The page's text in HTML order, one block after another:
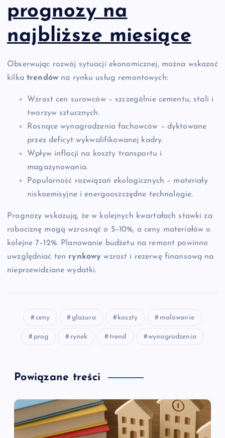
prognozy na
najbliższe miesiące
Obserwując rozwój sytuacji ekonomicznej, można wskazać
kilka trendówna rynku usług remontowych:
Wzrost cen surowców – szczególnie cementu, stali i
tworzyw sztucznych.
Rosnące wynagrodzenia fachowców – dyktowane
przez deficyt wykwalifikowanej kadry.
Wpływ inflacji na koszty transportu i
magazynowania.
Popularność rozwiązań ekologicznych – materiały
niskoemisyjne i energooszczędne technologie.
Prognozy wskazują, że w kolejnych kwartałach stawki za
robociznę mogą wzrosnąć o 5–10%, a ceny materiałów o
kolejne 7–12%. Planowanie budżetu na remont powinno
uwzględniać ten rynkowy wzrost i rezerwę finansową na
nieprzewidziane wydatki.
ceny glazura koszty malowanie
prog rynek trend wynagrodzenia
Powiązane treści